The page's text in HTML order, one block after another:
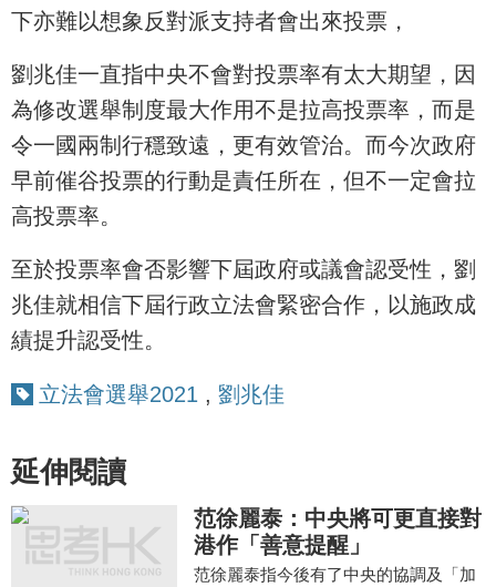
下亦難以想象反對派支持者會出來投票，
劉兆佳一直指中央不會對投票率有太大期望，因
為修改選舉制度最大作用不是拉高投票率，而是
令一國兩制行穩致遠，更有效管治。而今次政府
早前催谷投票的行動是責任所在，但不一定會拉
高投票率。
至於投票率會否影響下屆政府或議會認受性，劉
兆佳就相信下屆行政立法會緊密合作，以施政成
績提升認受性。
立法會選舉2021 , 劉兆佳
延伸閱讀
范徐麗泰：中央將可更直接對
港作「善意提醒」
范徐麗泰指今後有了中央的協調及「加